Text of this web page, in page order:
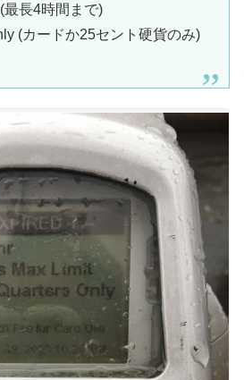
最長4時間まで)
(カードか25セント硬貨のみ)